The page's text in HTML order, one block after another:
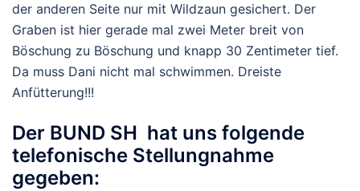
der anderen Seite nur mit Wildzaun gesichert. Der
Graben ist hier gerade mal zwei Meter breit von
Böschung zu Böschung und knapp 30 Zentimeter tief.
Da muss Dani nicht mal schwimmen. Dreiste
Anfütterung!!!
Der BUND SH hat uns folgende
telefonische Stellungnahme
gegeben: